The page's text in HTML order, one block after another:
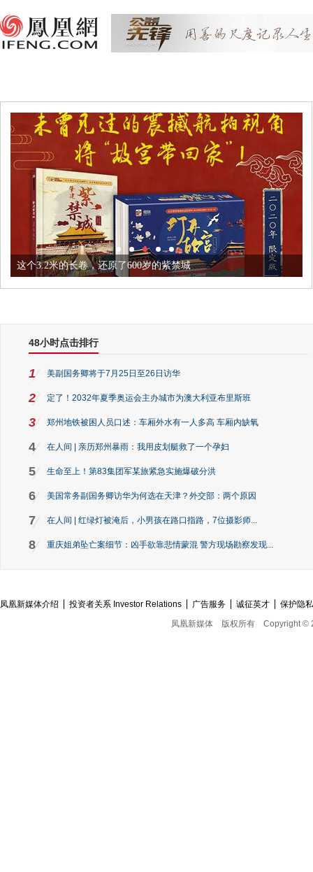
这个3.2米的长卷，还原了600岁的紫禁城
48小时点击排行
1 美副国务卿将于7月25日至26日访华
2 定了！2032年夏季奥运会主办城市为澳大利亚布里斯班
3 郑州地铁被困人员口述：车厢外水有一人多高 车厢内缺氧
4 在人间 | 亲历郑州暴雨：我用皮划艇救了一个孕妇
5 生命至上！第83集团军某旅紧急实施爆破分洪
6 美国常务副国务卿访华为何选在天津？外交部：两个原因
7 在人间 | 红绿灯被淹后，小男孩在路口指路，7位摄影师...
8 重庆姐弟坠亡案细节：凶手欲靠悲情蒙混 警方现场勘察发现...
凤凰新媒体介绍 投资者关系 Investor Relations 广告服务 诚征英才
保护隐
凤凰新媒体
版权所有 Copyright ©